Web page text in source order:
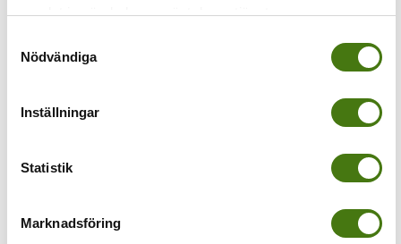
samlat in när du har använt deras tjänster.
Nödvändiga
Inställningar
Statistik
Marknadsföring
2019-08-06T09:37:41+02:006
augusti, 2019|
Magnusson